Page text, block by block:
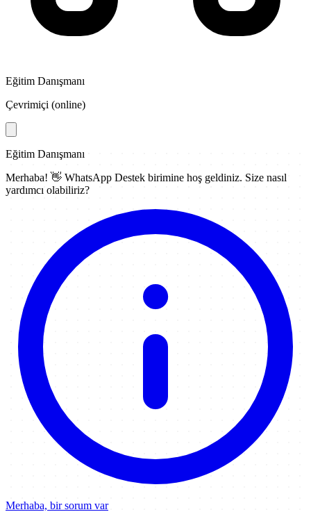
Eğitim Danışmanı
Çevrimiçi (online)
Eğitim Danışmanı
Merhaba! 👋 WhatsApp Destek birimine hoş geldiniz. Size nasıl
yardımcı olabiliriz?
Merhaba, bir sorum var